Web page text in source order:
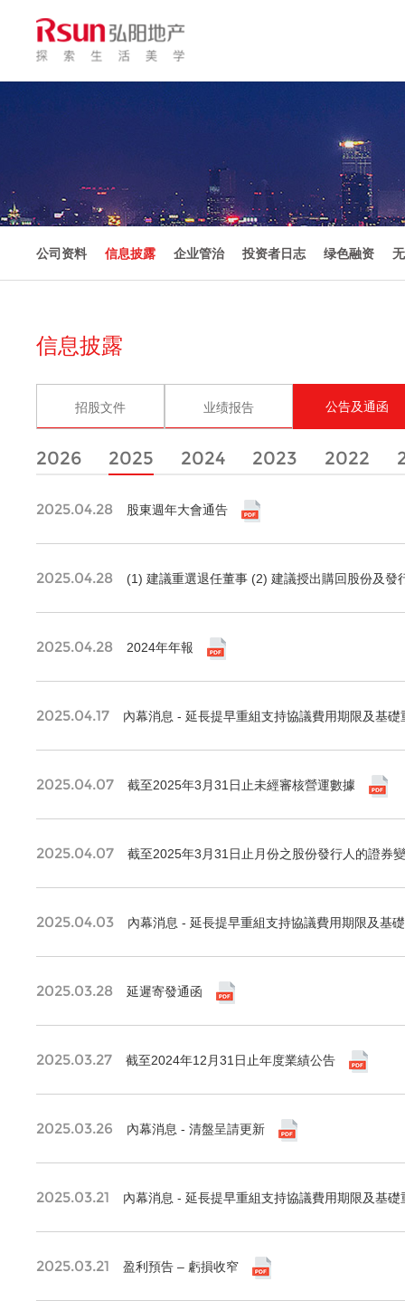
公司资料 信息披露 企业管治 投资者日志 绿色融资
信息披露
招股文件 业绩报告 公告及通函
2026 2025 2024 2023 2022
2025.04.28 股東週年大會通告
2025.04.28 (1) 建議重選退任董事 (2) 建議授出購回股份及
2025.04.28 2024年年報
2025.04.17 內幕消息 - 延長提早重組支持協議費用期限及基
2025.04.07 截至2025年3月31日止未經審核營運數據
2025.04.07 截至2025年3月31日止月份之股份發行人的證券
2025.04.03 內幕消息 - 延長提早重組支持協議費用期限及基
2025.03.28 延遲寄發通函
2025.03.27 截至2024年12月31日止年度業績公告
2025.03.26 內幕消息 - 清盤呈請更新
2025.03.21 內幕消息 - 延長提早重組支持協議費用期限及基
2025.03.21 盈利預告 – 虧損收窄